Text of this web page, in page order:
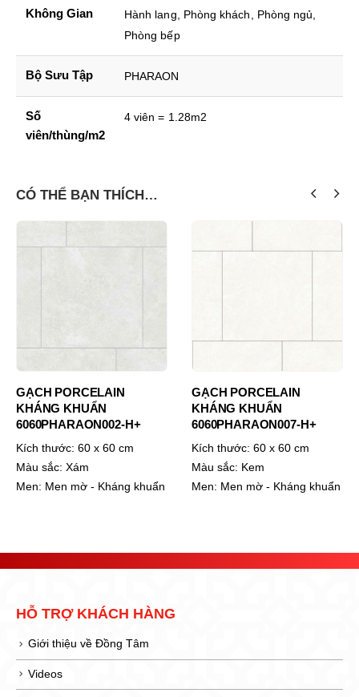
Không Gian
Hành lang, Phòng khách, Phòng ngủ,
Phòng bếp
Bộ Sưu Tập PHARAON
Số
viên/thùng/m2
4 viên = 1.28m2
CÓ THỂ BẠN THÍCH…
GẠCH PORCELAIN
KHÁNG KHUẨN
6060PHARAON002-H+
Kích thước: 60 x 60 cm
Màu sắc: Xám
Men: Men mờ - Kháng khuẩn
GẠCH PORCELAIN
KHÁNG KHUẨN
6060PHARAON007-H+
Kích thước: 60 x 60 cm
Màu sắc: Kem
Men: Men mờ - Kháng khuẩn
HỖ TRỢ KHÁCH HÀNG
Giới thiệu về Đồng Tâm
Videos